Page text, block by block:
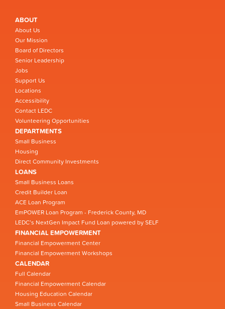
ABOUT
About Us
Our Mission
Board of Directors
Senior Leadership
Jobs
Support Us
Locations
Accessibility
Contact LEDC
Volunteering Opportunities
DEPARTMENTS
Small Business
Housing
Direct Community Investments
LOANS
Small Business Loans
Credit Builder Loan
ACE Loan Program
EmPOWER Loan Program - Frederick County, MD
LEDC’s NextGen Impact Fund Loan powered by SELF
FINANCIAL EMPOWERMENT
Financial Empowerment Center
Financial Empowerment Workshops
CALENDAR
Full Calendar
Financial Empowerment Calendar
Housing Education Calendar
Small Business Calendar